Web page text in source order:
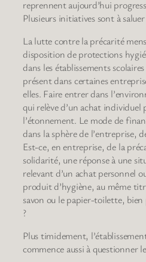
reprennent aujourd’hui
Plusieurs initiatives sont à
La lutte contre la précarité
disposition de protections
dans les établissements
présent dans certaines
elles. Faire entrer dans
qui relève d’un achat individuel
l’étonnement. Le mode de
dans la sphère de l’entreprise,
Est-ce, en entreprise, de la
solidarité, une réponse à une
relevant d’un achat personnel
produit d’hygiène, au même
savon ou le papier-toilette, bien
?
Plus timidement,
commence aussi à questionner